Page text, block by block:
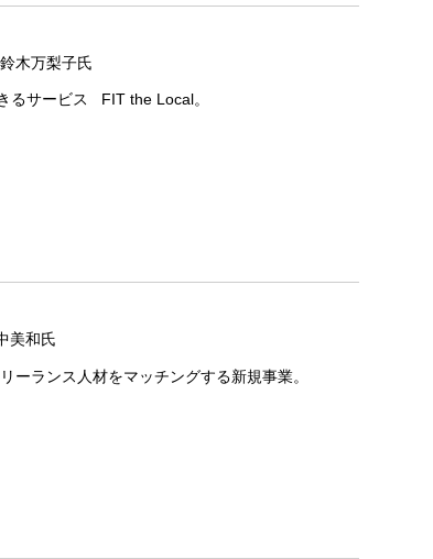
木万梨子氏
るサービス FIT the Local。
美和氏
ーランス人材をマッチングする新規事業。